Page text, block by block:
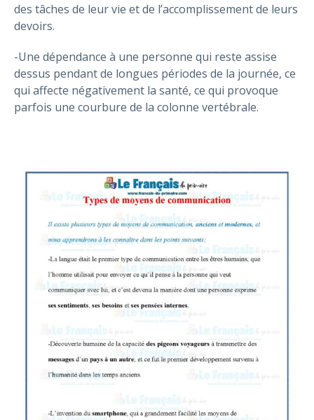
des tâches de leur vie et de l’accomplissement de leurs
devoirs.
-Une dépendance à une personne qui reste assise
dessus pendant de longues périodes de la journée, ce
qui affecte négativement la santé, ce qui provoque
parfois une courbure de la colonne vertébrale.